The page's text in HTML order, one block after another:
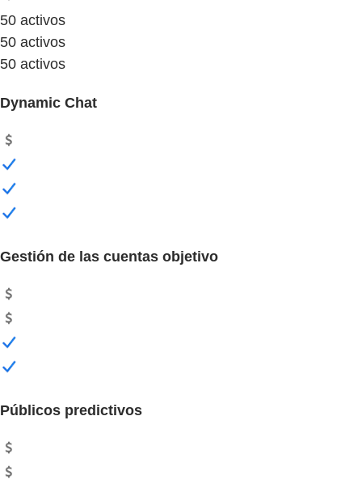
50 activos
50 activos
50 activos
Dynamic Chat
Gestión de las cuentas objetivo​
Públicos predictivos